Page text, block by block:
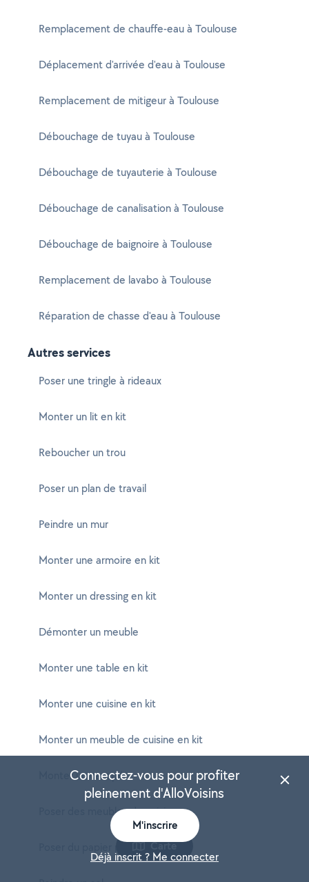
Remplacement de chauffe-eau à Toulouse
Déplacement d'arrivée d'eau à Toulouse
Remplacement de mitigeur à Toulouse
Débouchage de tuyau à Toulouse
Débouchage de tuyauterie à Toulouse
Débouchage de canalisation à Toulouse
Débouchage de baignoire à Toulouse
Remplacement de lavabo à Toulouse
Réparation de chasse d'eau à Toulouse
Autres services
Poser une tringle à rideaux
Monter un lit en kit
Reboucher un trou
Poser un plan de travail
Peindre un mur
Monter une armoire en kit
Monter un dressing en kit
Démonter un meuble
Monter une table en kit
Monter une cuisine en kit
Monter un meuble de cuisine en kit
Monter un canapé
Poser des meubles de cuisine
Carte
Connectez-vous pour profiter
pleinement d'AlloVoisins
M'inscrire
Déjà inscrit ? Me connecter